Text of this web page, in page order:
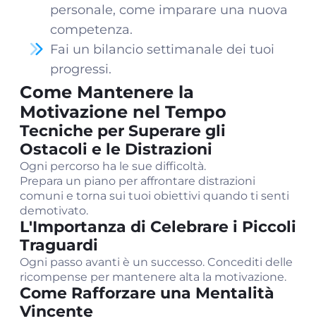
personale, come imparare una nuova
competenza.
Fai un bilancio settimanale dei tuoi
progressi.
Come Mantenere la
Motivazione nel Tempo
Tecniche per Superare gli
Ostacoli e le Distrazioni
Ogni percorso ha le sue difficoltà.
Prepara un piano per affrontare distrazioni
comuni e torna sui tuoi obiettivi quando ti senti
demotivato.
L'Importanza di Celebrare i Piccoli
Traguardi
Ogni passo avanti è un successo. Concediti delle
ricompense per mantenere alta la motivazione.
Come Rafforzare una Mentalità
Vincente